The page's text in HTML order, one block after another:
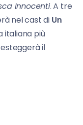
Innocenti. A tre
nel cast di Un
italiana più
il